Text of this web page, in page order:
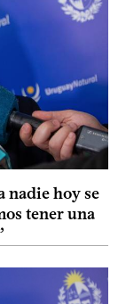
nadie hoy se
tener una